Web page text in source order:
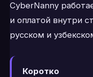
CyberNanny
и оплатой внутри
русском и
Коротко